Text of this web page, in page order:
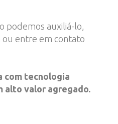
podemos auxiliá-lo,
ou entre em contato
com tecnologia
alto valor agregado.